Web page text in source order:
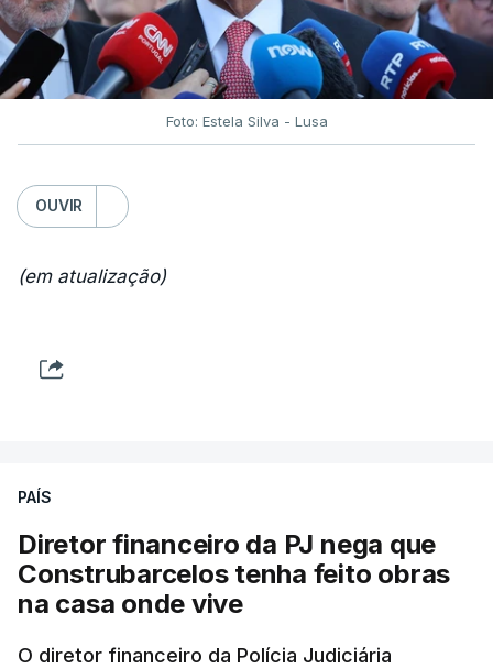
Foto: Estela Silva - Lusa
OUVIR
(em atualização)
PAÍS
Diretor financeiro da PJ nega que
Construbarcelos tenha feito obras
na casa onde vive
O diretor financeiro da Polícia Judiciária